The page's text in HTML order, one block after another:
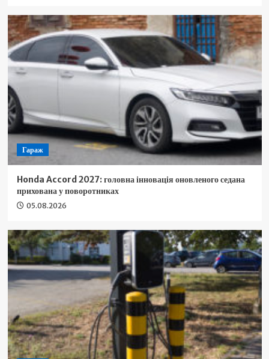
Гараж
Honda Accord 2027: головна інновація оновленого седана
прихована у поворотниках
05.08.2026